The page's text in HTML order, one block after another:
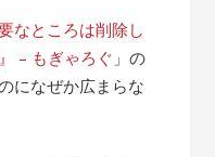
なところは削除し
– もぎゃろぐ 」の
になぜか広まらな